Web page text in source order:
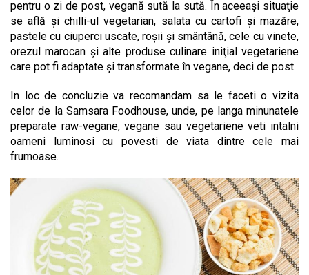
pentru o zi de post, vegană sută la sută. În aceeaşi situaţie
se află şi chilli-ul vegetarian, salata cu cartofi şi mazăre,
pastele cu ciuperci uscate, roşii şi smântână, cele cu vinete,
orezul marocan şi alte produse culinare iniţial vegetariene
care pot fi adaptate şi transformate în vegane, deci de post.
In loc de concluzie va recomandam sa le faceti o vizita
celor de la Samsara Foodhouse, unde, pe langa minunatele
preparate raw-vegane, vegane sau vegetariene veti intalni
oameni luminosi cu povesti de viata dintre cele mai
frumoase.